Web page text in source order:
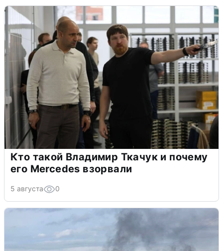
Кто такой Владимир Ткачук и почему
его Mercedes взорвали
5 августа 0